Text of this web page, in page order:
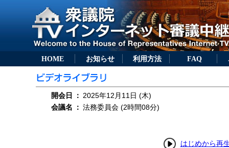
HOME お知らせ 利用方法 FAQ
開会日 ： 2025年12月11日 (木)
会議名
： 法務委員会 (2時間08分)
はじめから再